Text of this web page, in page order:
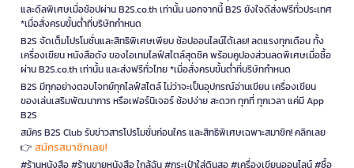
และดีลพิเศษเมื่อช้อปผ่าน B2S.co.th เท่านั้น นอกจากนี้ B2S ยังใจดีส่งฟรีทั่วประเทศ
*เมื่อสั่งครบขั้นต่ำที่บริษัทกำหนด
B2S จัดเต็มโปรโมชั่นและสิทธิพิเศษเพียบ ช้อปออนไลน์ได้เลย! ลดแรงทุกเดือน ทั้ง
เครื่องเขียน หนังสือดัง ของไอเทมไลฟ์สไตล์สุดชิค พร้อมคูปองส่วนลดพิเศษเมื่อซื้อ
ผ่าน B2S.co.th เท่านั้น และส่งฟรีทั่วไทย *เมื่อสั่งครบขั้นต่ำที่บริษัทกำหนด
B2S มีทุกอย่างตอบโจทย์ทุกไลฟ์สไตล์ ไม่ว่าจะเป็นอุปกรณ์อ่านเขียน เครื่องเขียน
ของเล่นเสริมพัฒนาการ หรือเฟอร์นิเจอร์ ช้อปง่าย สะดวก ทุกที่ ทุกเวลา แค่มี App
B2S
สมัคร B2S Club รับข่าวสารโปรโมชั่นก่อนใคร และสิทธิพิเศษเฉพาะสมาชิก! คลิกเลย
👉 สมัครสมาชิกเลย!
#ร้านหนังสือ #ร้านขายหนังสือ ใกล้ฉัน #กระเป๋าใส่ดินสอ #เครื่องเขียนออนไลน์ #ซื้อ